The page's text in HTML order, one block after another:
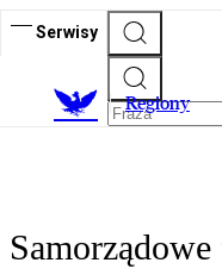
Serwisy
Regiony